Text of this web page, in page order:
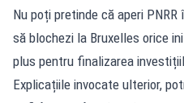
Nu poți pretinde că aperi
să blochezi la Bruxelles orice
plus pentru finalizarea
Explicațiile invocate ulterior,